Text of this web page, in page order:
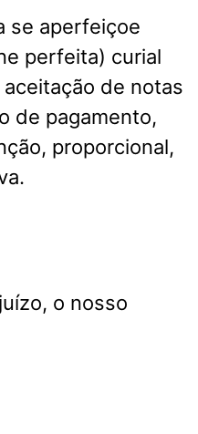
se aperfeiçoe
perfeita) curial
de notas
de pagamento,
proporcional,
o nosso